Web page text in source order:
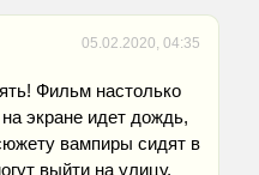
05.02.2020, 04:35
Фильм настолько
экране идет дождь,
вампиры сидят в
выйти на улицу.